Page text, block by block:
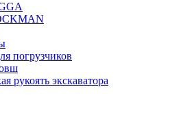
погрузчиков
рукоять экскаватора